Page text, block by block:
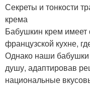
Секреты и тонкости
крема
Бабушкин крем имеет
французской кухне,
Однако наши
душу, адаптировав
национальные